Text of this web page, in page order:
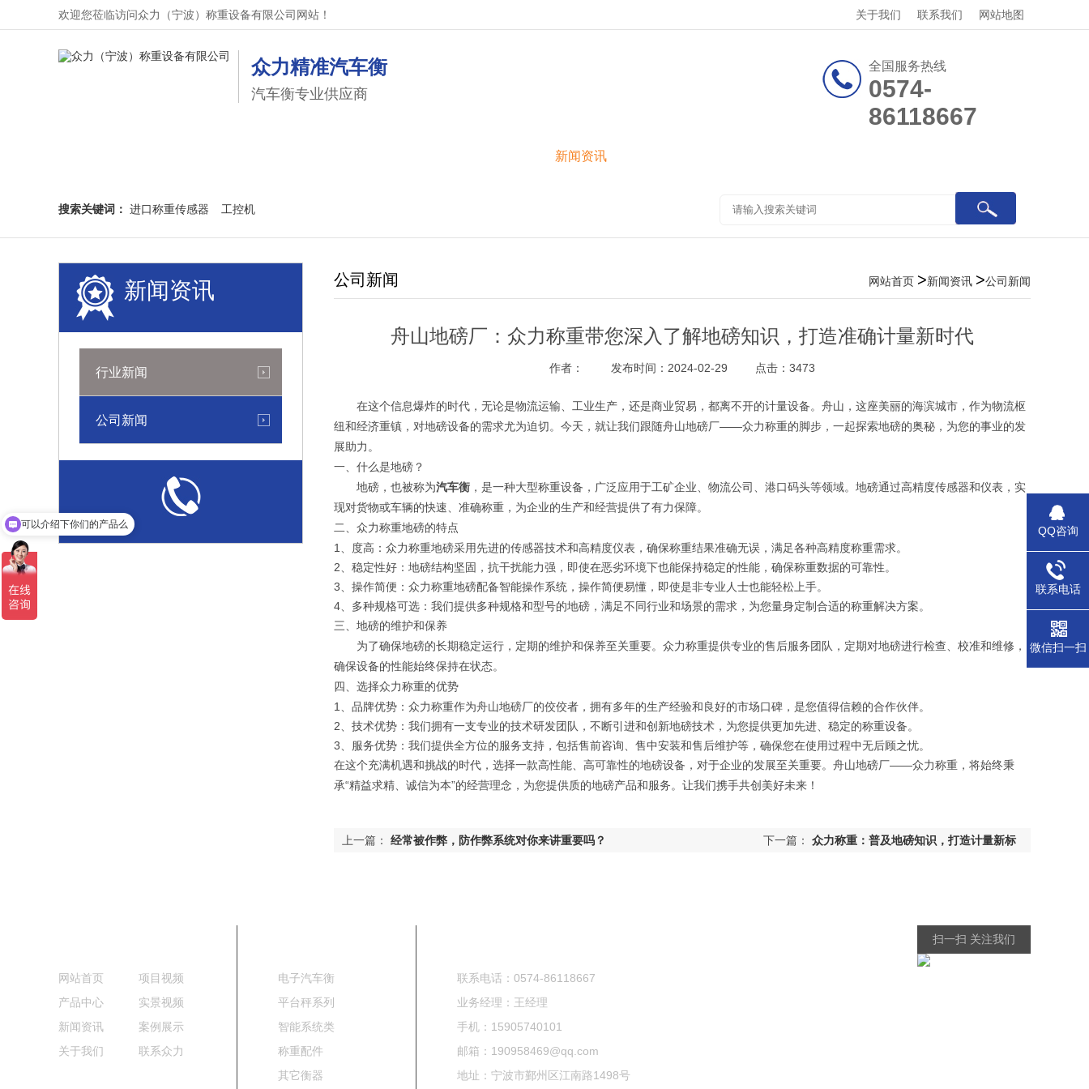
欢迎您莅临访问众力（宁波）称重设备有限公司网站！ 关于我们 联系我们 网站地图
众力精准汽车衡
汽车衡专业供应商
全国服务热线
0574-
86118667
新闻资讯
搜索关键词： 进口称重传感器 工控机
新闻资讯
行业新闻
公司新闻
公司新闻 网站首页 >新闻资讯 >公司新闻
舟山地磅厂：众力称重带您深入了解地磅知识，打造准确计量新时代
作者： 发布时间：2024-02-29 点击：3473
在这个信息爆炸的时代，无论是物流运输、工业生产，还是商业贸易，都离不开的计量设备。舟山，这座美丽的海滨城市，作为物流枢
纽和经济重镇，对地磅设备的需求尤为迫切。今天，就让我们跟随舟山地磅厂——众力称重的脚步，一起探索地磅的奥秘，为您的事业的发
展助力。
一、什么是地磅？
地磅，也被称为汽车衡 ，是一种大型称重设备，广泛应用于工矿企业、物流公司、港口码头等领域。地磅通过高精度传感器和仪表，实
现对货物或车辆的快速、准确称重，为企业的生产和经营提供了有力保障。
二、众力称重地磅的特点
1、度高：众力称重地磅采用先进的传感器技术和高精度仪表，确保称重结果准确无误，满足各种高精度称重需求。
2、稳定性好：地磅结构坚固，抗干扰能力强，即使在恶劣环境下也能保持稳定的性能，确保称重数据的可靠性。
3、操作简便：众力称重地磅配备智能操作系统，操作简便易懂，即使是非专业人士也能轻松上手。
4、多种规格可选：我们提供多种规格和型号的地磅，满足不同行业和场景的需求，为您量身定制合适的称重解决方案。
三、地磅的维护和保养
为了确保地磅的长期稳定运行，定期的维护和保养至关重要。众力称重提供专业的售后服务团队，定期对地磅进行检查、校准和维修，
确保设备的性能始终保持在状态。
四、选择众力称重的优势
1、品牌优势：众力称重作为舟山地磅厂的佼佼者，拥有多年的生产经验和良好的市场口碑，是您值得信赖的合作伙伴。
2、技术优势：我们拥有一支专业的技术研发团队，不断引进和创新地磅技术，为您提供更加先进、稳定的称重设备。
3、服务优势：我们提供全方位的服务支持，包括售前咨询、售中安装和售后维护等，确保您在使用过程中无后顾之忧。
在这个充满机遇和挑战的时代，选择一款高性能、高可靠性的地磅设备，对于企业的发展至关重要。舟山地磅厂——众力称重，将始终秉
承“精益求精、诚信为本”的经营理念，为您提供质的地磅产品和服务。让我们携手共创美好未来！
下一篇： 众力称重：普及地磅知识，打造计量新标
上一篇： 经常被作弊，防作弊系统对你来讲重要吗？
网站首页
项目视频
产品中心
实景视频
新闻资讯
案例展示
关于我们
联系众力
电子汽车衡
平台秤系列
智能系统类
称重配件
其它衡器
联系电话：0574-86118667
业务经理：王经理
手机：15905740101
邮箱：190958469@qq.com
地址：宁波市鄞州区江南路1498号
扫一扫 关注我们
QQ咨询
联系电话
微信扫一扫
可以介绍下你们的产品么